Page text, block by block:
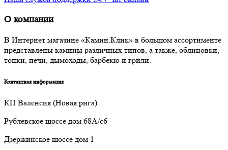
О компании
В Интернет магазине «Камин.Клик» в большом ассортименте
представлены камины различных типов, а также, облицовки,
топки, печи, дымоходы, барбекю и грили.
Контактная информация
КП Валенсия (Новая рига)
Рублевское шоссе дом 68А/с6
Дзержинское шоссе дом 1